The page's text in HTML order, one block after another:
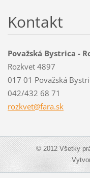
Kontakt
Považská Bystrica -
Rozkvet 4897
017 01 Považská
042/432 68 71
rozkvet@fara.sk
© 2012 Všetky